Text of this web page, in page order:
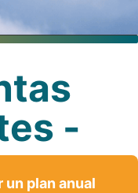
-
un plan anual